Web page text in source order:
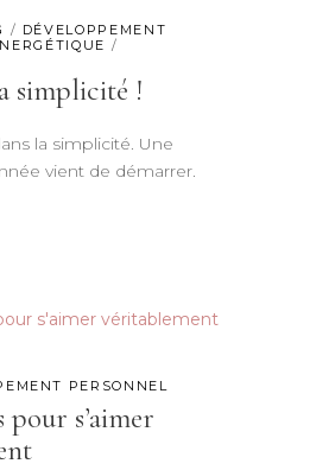
/ DÉVELOPPEMENT
/
simplicité !
la simplicité. Une
vient de démarrer.
PERSONNEL
pour s’aimer